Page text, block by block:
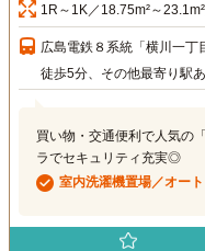
1R～1K／18.75m²～
広島電鉄８系統「横川一丁
徒歩5分、その他最寄り駅
買い物・交通便利で人気の
ラでセキュリティ充実◎
室内洗濯機置場／オー